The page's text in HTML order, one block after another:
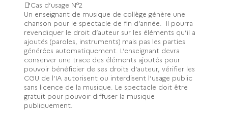
📑Cas d’usage N°2
Un enseignant de musique de collège génère une
chanson pour le spectacle de fin d’année. Il pourra
revendiquer le droit d’auteur sur les éléments qu’il a
ajoutés (paroles, instruments) mais pas les parties
générées automatiquement. L’enseignant devra
conserver une trace des éléments ajoutés pour
pouvoir bénéficier de ses droits d’auteur, vérifier les
CGU de l’IA autorisent ou interdisent l’usage public
sans licence de la musique. Le spectacle doit être
gratuit pour pouvoir diffuser la musique
publiquement.